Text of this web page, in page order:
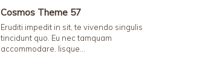
Cosmos Theme 57
Eruditi impedit in sit, te vivendo singulis
tincidunt quo. Eu nec tamquam
accommodare. Iisque…